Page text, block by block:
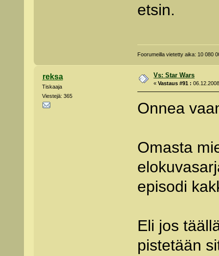
etsin.
Foorumeilla vietetty aika: 10 080
reksa
Tiskaaja
Viestejä: 365
Vs: Star Wars
«Vastaus #91 :
Onnea
Omasta
episodi
Eli jos
pistetään